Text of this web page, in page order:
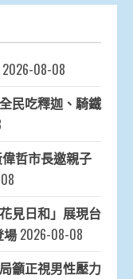
2026-08-08
民吃釋迦、騎鐵
哲市長邀親子
見日和」展現台
場 2026-08-08
籲正視男性壓力